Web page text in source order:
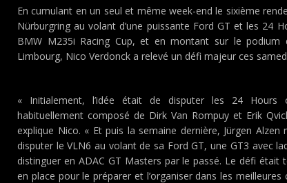
En cumulant en un seul et même week-end le sixième
Nürburgring au volant d’une puissante Ford GT et les 24
BMW M235i Racing Cup, et en montant sur le podium
Limbourg, Nico Verdonck a relevé un défi majeur ces
« Initialement, l’idée était de disputer les 24 Hours
habituellement composé de Dirk Van Rompuy et Erik
explique Nico. « Et puis la semaine dernière, Jürgen
disputer le VLN6 au volant de sa Ford GT, une GT3 avec
distinguer en ADAC GT Masters par le passé. Le défi
en place pour le préparer et l’organiser dans les